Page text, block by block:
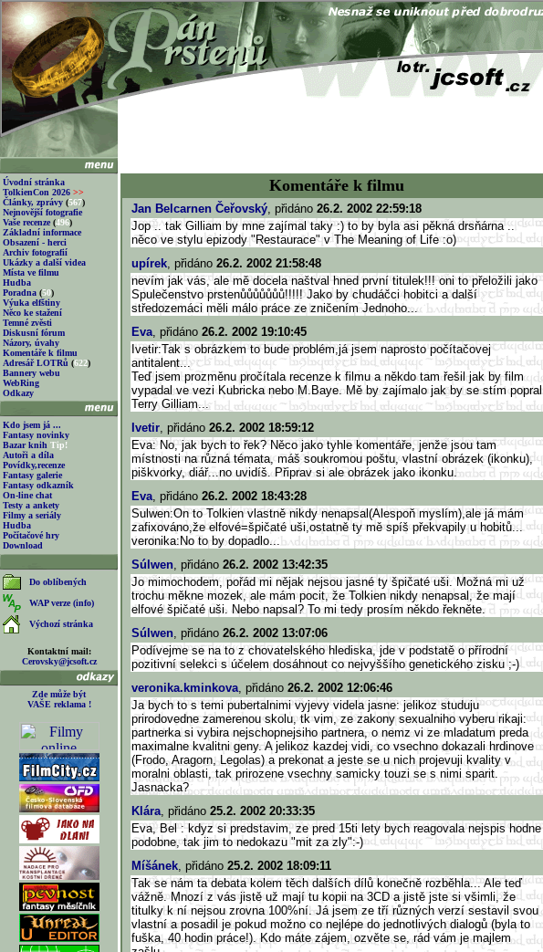
Úvodní stránka
TolkienCon 2026 >>
Články, zprávy (567)
Nejnovější fotografie
Vaše recenze (496)
Základní informace
Obsazení - herci
Archiv fotografií
Ukázky a další videa
Místa ve filmu
Hudba
Poradna (50)
Výuka elfštiny
Něco ke stažení
Temné zvěsti
Diskusní fórum
Názory, úvahy
Komentáře k filmu
Adresář LOTRů (622)
Bannery webu
WebRing
Odkazy
Kdo jsem já ...
Fantasy novinky
Bazar knih Tip!
Autoři a díla
Povídky,recenze
Fantasy galerie
Fantasy odkazník
On-line chat
Testy a ankety
Filmy a seriály
Hudba
Počítačové hry
Download
Do oblíbených
WAP verze (info)
Výchozí stránka
Kontaktní mail:
Cerovsky@jcsoft.cz
Zde může být
VAŠE reklama !
Komentáře k filmu
Jan Belcarnen Čeřovský, přidáno 26.2. 2002 22:59:18
Jop .. tak Gilliam by mne zajímal taky :) to by byla asi pěkná drsňárna ..
něco ve stylu epizody "Restaurace" v The Meaning of Life :o)
upírek, přidáno 26.2. 2002 21:58:48
nevím jak vás, ale mě docela naštval hned první titulek!!! oni to přeložili jako
Spulečenstvo prstenůůůůůůů!!!!! Jako by chudáčci hobitci a další
středozemáci měli málo práce ze zničením Jednoho...
Eva, přidáno 26.2. 2002 19:10:45
Ivetir:Tak s obrázkem to bude problém,já jsem naprosto počítačovej
antitalent...
Teď jsem prozměnu pročítala recenze k filmu a někdo tam řešil jak by film
vypadal ve vezi Kubricka nebo M.Baye. Mě by zajímalo jak by se stím popral
Terry Gilliam...
Ivetir, přidáno 26.2. 2002 18:59:12
Eva: No, jak bych to řek? Něco jako tyhle komentáře, jenže jsou tam
místnosti na různá témata, máš soukromou poštu, vlastní obrázek (ikonku),
piškvorky, diář...no uvidíš. Připrav si ale obrázek jako ikonku.
Eva, přidáno 26.2. 2002 18:43:28
Sulwen:On to Tolkien vlastně nikdy nenapsal(Alespoň myslím),ale já mám
zafixováno,že elfové=špičaté uši,ostatně ty mě spíš překvapily u hobitů...
veronika:No to by dopadlo...
Súlwen, přidáno 26.2. 2002 13:42:35
Jo mimochodem, pořád mi nějak nejsou jasné ty špičaté uši. Možná mi už
trochu měkne mozek, ale mám pocit, že Tolkien nikdy nenapsal, že mají
elfové špičaté uši. Nebo napsal? To mi tedy prosím někdo řekněte.
Súlwen, přidáno 26.2. 2002 13:07:06
Podívejme se na to z chovatelského hlediska, jde v podstatě o přírodní
pozitivní selekci s účelem dosáhnout co nejvyššího genetického zisku ;-)
veronika.kminkova, přidáno 26.2. 2002 12:06:46
Ja bych to s temi pubertalnimi vyjevy videla jasne: jelikoz studuju
prirodovedne zamerenou skolu, tk vim, ze zakony sexualniho vyberu rikaji:
partnerka si vybira nejschopnejsiho partnera, o nemz vi ze mladatum preda
maximalne kvalitni geny. A jelikoz kazdej vidi, co vsechno dokazali hrdinove
(Frodo, Aragorn, Legolas) a prekonat a jeste se u nich projevuji kvality v
moralni oblasti, tak prirozene vsechny samicky touzi se s nimi sparit.
Jasnacka?
Klára, přidáno 25.2. 2002 20:33:35
Eva, Bel : kdyz si predstavim, ze pred 15ti lety bych reagovala nejspis hodne
podobne, tak jim to nedokazu "mit za zly":-)
Míšánek, přidáno 25.2. 2002 18:09:11
Tak se nám ta debata kolem těch dalších dílů konečně rozběhla... Ale teď
vážně. Mnozí z vás jistě už mají tu kopii na 3CD a jistě jste si všimli, že
titulky k ní nejsou zrovna 100%ní. Já jsem ze tří různých verzí sestavil svou
vlastní a posadil je pokud možno co nejlépe do jednotlivých dialogů (byla to
fuška, 40 hodin práce!). Kdo máte zájem, ozvěte se, rád vám je majlem